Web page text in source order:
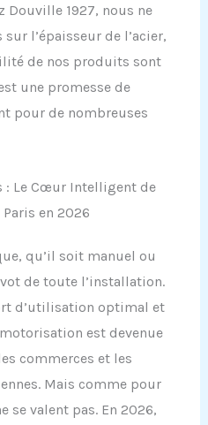
Douville 1927, nous ne
l’épaisseur de l’acier,
de nos produits sont
une promesse de
pour de nombreuses
: Le Cœur Intelligent de
en 2026
qu’il soit manuel ou
de toute l’installation.
d’utilisation optimal et
est devenue
commerces et les
Mais comme pour
se valent pas. En 2026,